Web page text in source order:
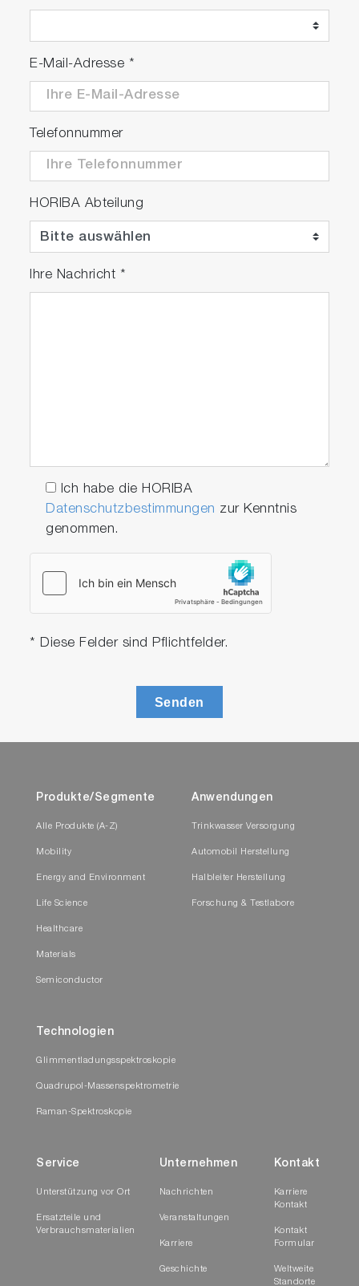
E-Mail-Adresse *
Telefonnummer
HORIBA Abteilung
Ihre Nachricht *
Ich habe die HORIBA
Datenschutzbestimmungen zur Kenntnis
genommen.
* Diese Felder sind Pflichtfelder.
Senden
Produkte/Segmente
Alle Produkte (A-Z)
Mobility
Energy and Environment
Life Science
Healthcare
Materials
Semiconductor
Anwendungen
Trinkwasser Versorgung
Automobil Herstellung
Halbleiter Herstellung
Forschung & Testlabore
Technologien
Glimmentladungsspektroskopie
Quadrupol-Massenspektrometrie
Raman-Spektroskopie
Service
Unterstützung vor Ort
Ersatzteile und
Verbrauchsmaterialien
Unternehmen
Nachrichten
Veranstaltungen
Karriere
Geschichte
Kontakt
Karriere
Kontakt
Kontakt
Formular
Weltweite
Standorte